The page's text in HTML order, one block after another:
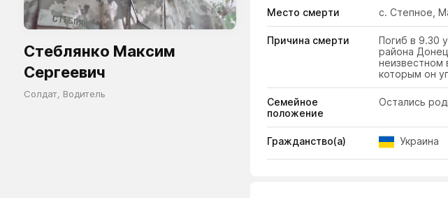
Стеблянко Максим
Сергеевич
Солдат, Водитель
Место смерти с. Степное,
Причина смерти
Погиб в 9.30
района
неизвестном
которым он
Семейное
положение
Остались
Гражданство(а) Украина